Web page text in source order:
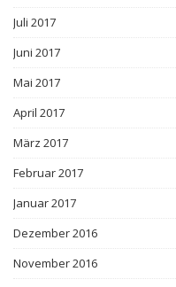
Juli 2017
Juni 2017
Mai 2017
April 2017
März 2017
Februar 2017
Januar 2017
Dezember 2016
November 2016